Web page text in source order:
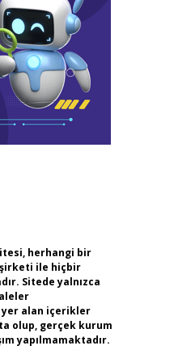
herhangi bir
şirketi ile hiçbir
Sitede yalnızca
yer alan içerikler
olup, gerçek kurum
yapılmamaktadır.